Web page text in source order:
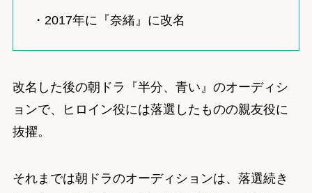
・2017年に『奈緒』に改名
改名した後の朝ドラ『半分、青い』のオーディシ
ョンで、ヒロイン役には落選したものの親友役に
抜擢。
それまでは朝ドラのオーディションは、落選続き